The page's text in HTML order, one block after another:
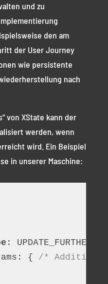
und zu
den am
der User Journey
wie persistente
nach
von XState kann der
werden, wenn
wird. Ein Beispiel
in unserer Maschine:
:
{
/* Additional